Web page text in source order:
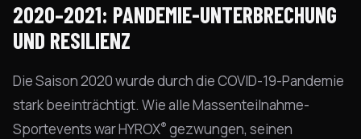
2020–2021: PANDEMIE-UNTERBRECHUNG
UND RESILIENZ
Die Saison 2020 wurde durch die COVID-19-Pandemie
stark beeinträchtigt. Wie alle Massenteilnahme-
Sportevents war HYROX® gezwungen, seinen